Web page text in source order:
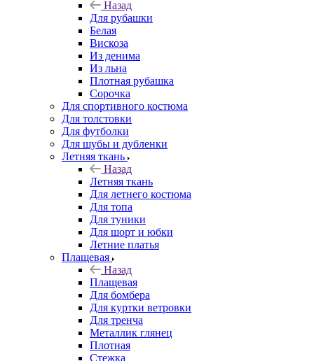
Назад
Для рубашки
Белая
Вискоза
Из денима
Из льна
Плотная рубашка
Сорочка
Для спортивного костюма
Для толстовки
Для футболки
Для шубы и дубленки
Летняя ткань
Назад
Летняя ткань
Для летнего костюма
Для топа
Для туники
Для шорт и юбки
Летние платья
Плащевая
Назад
Плащевая
Для бомбера
Для куртки ветровки
Для тренча
Металлик глянец
Плотная
Стежка